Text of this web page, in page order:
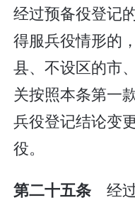
经过预备役登记
得服兵役情形的
县、不设区的市
关按照本条第一
兵役登记结论变
役。
第二十五条经